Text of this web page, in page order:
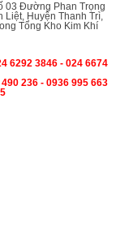
03 Đường Phan Trọng
Liệt, Huyện Thanh Trì,
Tổng Kho Kim Khí
6292 3846 - 024 6674
236 - 0936 995 663